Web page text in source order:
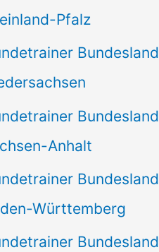
Pfalz
Bundesland
Bundesland
Anhalt
Bundesland
Württemberg
Bundesland